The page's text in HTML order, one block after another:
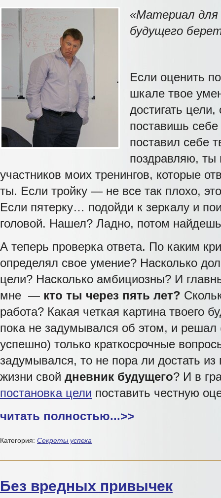
«Материал
будущего
Если оценить
шкале твое
достигать цели,
поставишь
поставил себе
поздравляю, ты
участников моих тренингов, которые
ты. Если тройку — не все так плохо,
Если пятерку… подойди к зеркалу и
головой. Нашел? Ладно, потом
А теперь проверка ответа. По каким
определял свое умение? Насколько
цели? Насколько амбициозны? И
мне — кто ты через пять лет?
работа? Какая четкая картина твоего
пока не задумывался об этом, и решал
успешно) только краткосрочные
задумывался, то не пора ли достать
жизни свой дневник будущего? И в
постановка цели поставить честную
читать полностью...>>
Категория: Секреты успеха
Без вредных привычек